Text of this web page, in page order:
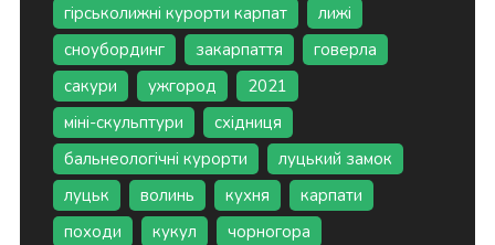
гірськолижні курорти карпат
лижі
сноубординг
закарпаття
говерла
сакури
ужгород
2021
міні-скульптури
східниця
бальнеологічні курорти
луцький замок
луцьк
волинь кухня
карпати
походи
кукул
чорногора